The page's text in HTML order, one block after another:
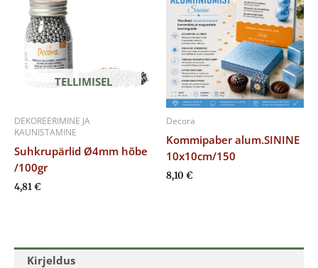
Kirjeldus
TELLIMISEL
DEKOREERIMINE JA
KAUNISTAMINE
Suhkrupärlid Ø4mm hõbe
/100gr
4,81€
Decora
Kommipaber alum.SININE
10x10cm/150
8,10 €